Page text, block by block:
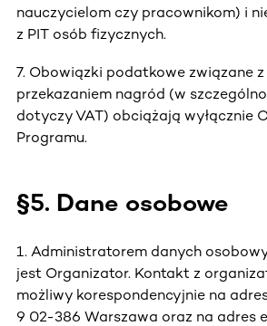
nauczycielom czy pracownikom) i
z PIT osób fizycznych.
7. Obowiązki podatkowe związane
przekazaniem nagród (w
dotyczy VAT) obciążają wyłącznie
Programu.
§5. Dane osobowe
1. Administratorem danych
jest Organizator. Kontakt z
możliwy korespondencyjnie na
9 02-386 Warszawa oraz na adres